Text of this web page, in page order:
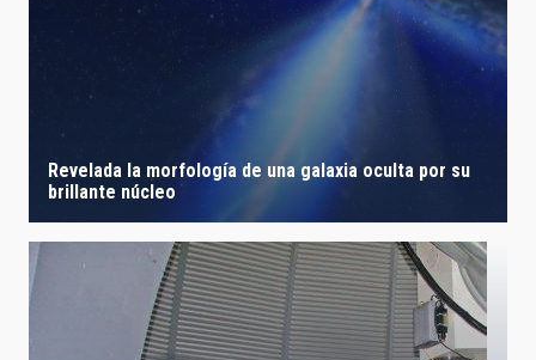
Revelada la morfología de una galaxia oculta por su
brillante núcleo